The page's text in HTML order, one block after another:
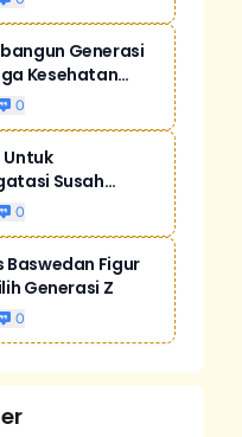
Generasi
Kesehatan
Dan Men...
0
Untuk
Susah
Stres
0
Baswedan Figur
Generasi Z
0